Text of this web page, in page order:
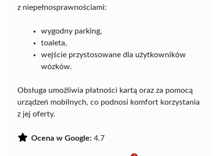
z niepełnosprawnościami:
wygodny parking,
toaleta,
wejście przystosowane dla użytkowników
wózków.
Obsługa umożliwia płatności kartą oraz za pomocą
urządzeń mobilnych, co podnosi komfort korzystania
z jej oferty.
Ocena w Google: 4.7